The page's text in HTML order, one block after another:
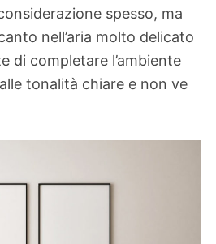
spesso, ma
nell’aria molto delicato
di completare l’ambiente
tonalità chiare e non ve